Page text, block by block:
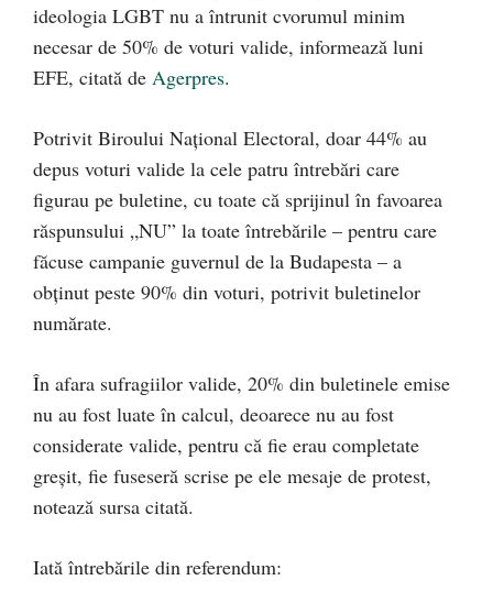
ideologia LGBT nu a întrunit cvorumul minim
necesar de 50% de voturi valide, informează luni
EFE, citată de Agerpres.
Potrivit Biroului Naţional Electoral, doar 44% au
depus voturi valide la cele patru întrebări care
figurau pe buletine, cu toate că sprijinul în favoarea
răspunsului „NU” la toate întrebările – pentru care
făcuse campanie guvernul de la Budapesta – a
obţinut peste 90% din voturi, potrivit buletinelor
numărate.
În afara sufragiilor valide, 20% din buletinele emise
nu au fost luate în calcul, deoarece nu au fost
considerate valide, pentru că fie erau completate
greşit, fie fuseseră scrise pe ele mesaje de protest,
notează sursa citată.
Iată întrebările din referendum: